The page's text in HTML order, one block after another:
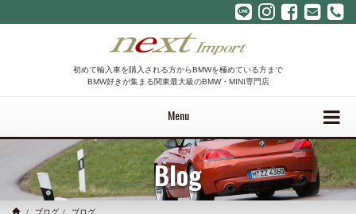
初めて輸入車を購入される方からBMWを極めている方まで
BMW好きが集まる関東最大級のBMW・MINI専門店
Menu
Blog
ブログ ブログ